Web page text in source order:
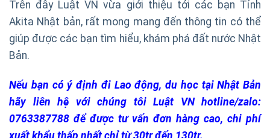
Trên đây Luật VN vừa giới thiệu tới các bạn Tỉnh
Akita Nhật bản, rất mong mang đến thông tin có thể
giúp được các bạn tìm hiểu, khám phá đất nước Nhật
Bản.
Nếu bạn có ý định đi Lao động, du học tại Nhật Bản
hãy liên hệ với chúng tôi Luật VN hotline/zalo:
0763387788 để được tư vấn đơn hàng cao, chi phí
xuất khẩu thấp nhất chỉ từ 30tr đến 130tr.